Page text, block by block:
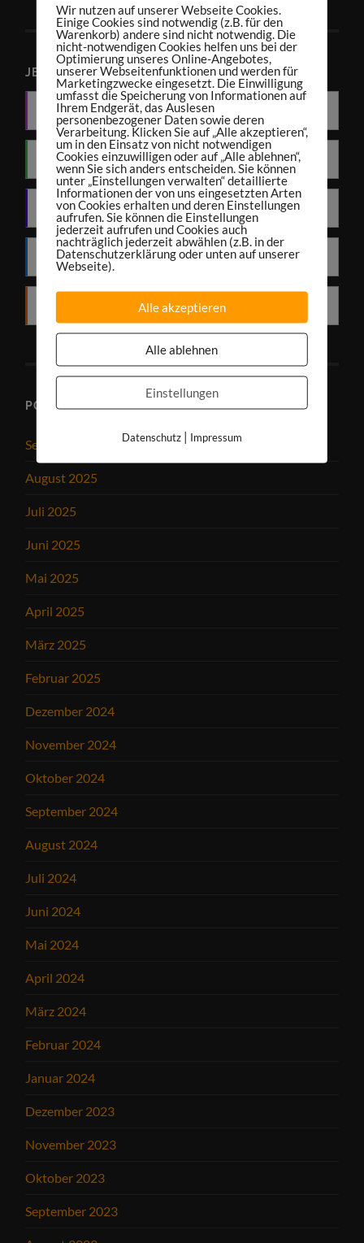
JETZT PODCAST ABONNIEREN
Apple Podcasts
Spotify
Amazon Music
Deezer
PODCAST-ARCHIV
September 2025
August 2025
Juli 2025
Juni 2025
Mai 2025
April 2025
März 2025
Februar 2025
Dezember 2024
November 2024
Oktober 2024
September 2024
August 2024
Juli 2024
Juni 2024
Mai 2024
April 2024
März 2024
Februar 2024
Januar 2024
Dezember 2023
November 2023
Oktober 2023
September 2023
Wir nutzen auf unserer Webseite Cookies.
Einige Cookies sind notwendig (z.B. für den
Warenkorb) andere sind nicht notwendig. Die
nicht-notwendigen Cookies helfen uns bei der
Optimierung unseres Online-Angebotes,
unserer Webseitenfunktionen und werden für
Marketingzwecke eingesetzt. Die Einwilligung
umfasst die Speicherung von Informationen auf
Ihrem Endgerät, das Auslesen
personenbezogener Daten sowie deren
Verarbeitung. Klicken Sie auf „Alle akzeptieren“,
um in den Einsatz von nicht notwendigen
Cookies einzuwilligen oder auf „Alle ablehnen“,
wenn Sie sich anders entscheiden. Sie können
unter „Einstellungen verwalten“ detaillierte
Informationen der von uns eingesetzten Arten
von Cookies erhalten und deren Einstellungen
aufrufen. Sie können die Einstellungen
jederzeit aufrufen und Cookies auch
nachträglich jederzeit abwählen (z.B. in der
Datenschutzerklärung oder unten auf unserer
Webseite).
Alle akzeptieren
Alle ablehnen
Einstellungen
Datenschutz| Impressum